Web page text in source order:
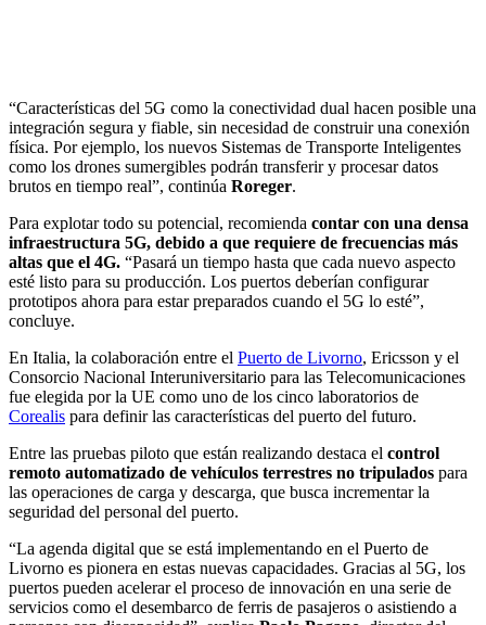
“Características del 5G como la conectividad dual hacen posible una
integración segura y fiable, sin necesidad de construir una conexión
física. Por ejemplo, los nuevos Sistemas de Transporte Inteligentes
como los drones sumergibles podrán transferir y procesar datos
brutos en tiempo real”, continúa Roreger.
Para explotar todo su potencial, recomienda contar con una densa
infraestructura 5G, debido a que requiere de frecuencias más
altas que el 4G. “Pasará un tiempo hasta que cada nuevo aspecto
esté listo para su producción. Los puertos deberían configurar
prototipos ahora para estar preparados cuando el 5G lo esté”,
concluye.
En Italia, la colaboración entre el Puerto de Livorno, Ericsson y el
Consorcio Nacional Interuniversitario para las Telecomunicaciones
fue elegida por la UE como uno de los cinco laboratorios de
Corealis para definir las características del puerto del futuro.
Entre las pruebas piloto que están realizando destaca el control
remoto automatizado de vehículos terrestres no tripulados para
las operaciones de carga y descarga, que busca incrementar la
seguridad del personal del puerto.
“La agenda digital que se está implementando en el Puerto de
Livorno es pionera en estas nuevas capacidades. Gracias al 5G, los
puertos pueden acelerar el proceso de innovación en una serie de
servicios como el desembarco de ferris de pasajeros o asistiendo a